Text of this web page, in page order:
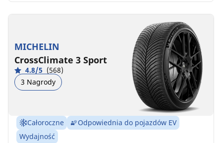
MICHELIN
CrossClimate 3 Sport
4.8/5 (568)
3 Nagrody
Całoroczne
Odpowiednia do pojazdów EV
Wydajność